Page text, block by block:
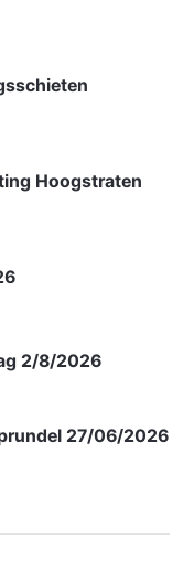
Hoogstraten
2/8/2026
27/06/2026